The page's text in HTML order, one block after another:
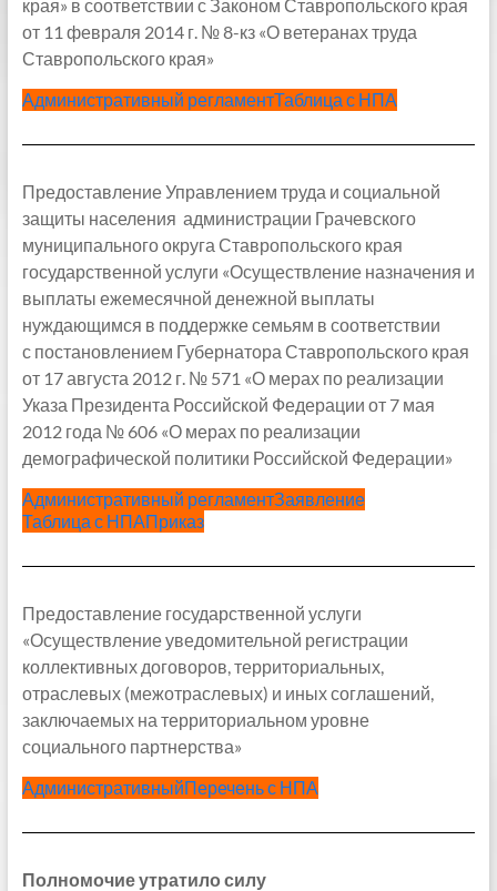
края» в соответствии с Законом Ставропольского края
от 11 февраля 2014 г. № 8-кз «О ветеранах труда
Ставропольского края»
Административный регламентТаблица с НПА
Предоставление Управлением труда и социальной
защиты населения администрации Грачевского
муниципального округа Ставропольского края
государственной услуги «Осуществление назначения и
выплаты ежемесячной денежной выплаты
нуждающимся в поддержке семьям в соответствии
с постановлением Губернатора Ставропольского края
от 17 августа 2012 г. № 571 «О мерах по реализации
Указа Президента Российской Федерации от 7 мая
2012 года № 606 «О мерах по реализации
демографической политики Российской Федерации»
Административный регламентЗаявление
Таблица с НПАПриказ
Предоставление государственной услуги
«Осуществление уведомительной регистрации
коллективных договоров, территориальных,
отраслевых (межотраслевых) и иных соглашений,
заключаемых на территориальном уровне
социального партнерства»
АдминистративныйПеречень с НПА
Полномочие утратило силу